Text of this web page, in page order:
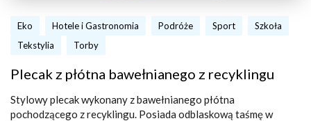
Eko Hotele i Gastronomia Podróże Sport
Szkoła
Tekstylia
Torby
Plecak z płótna bawełnianego z recyklingu
Stylowy plecak wykonany z bawełnianego płótna
pochodzącego z recyklingu. Posiada odblaskową taśmę w